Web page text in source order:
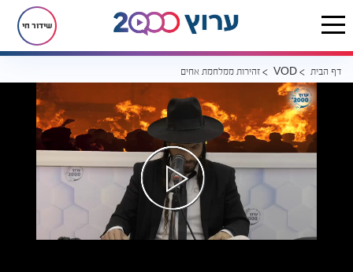
שידור חי
דף הבית VOD זהירות ממלחמת אחים